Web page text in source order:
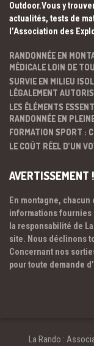
Outdoor.Vous y
actualités, tests de
l’Association des
RANDONNÉE EN
MÉDICALE LOIN DE
SURVIE EN MILIEU
LÉGALEMENT
LES ÉLÉMENTS
RANDONNÉE EN
FORMATION SPORT :
LE COÛT RÉEL D’UN
AVERTISSEMENT !
En montagne,
informations fournies
la responsabilité de
site. Nous déclinons
Concernant nos
pour toute demande
La Rando :